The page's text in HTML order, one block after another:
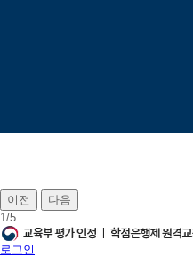
이전
다음
1/5
로그인